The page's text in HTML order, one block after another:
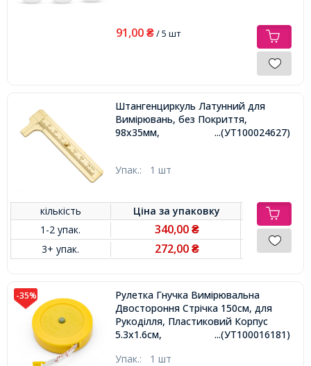
91,00 ₴/ 5 шт
Штангенциркуль Латунний для
Вимірювань, без Покриття,
98x35мм,
...(УТ100024627)
Упак.: 1 шт
кількість Ціна заупаковку
1-2 упак.
340,00 ₴
3+ упак. 272,00 ₴
-35%
Рулетка Гнучка Вимірювальна
Двостороння Стрічка 150см, для
Рукоділля, Пластиковий Корпус
5.3x1.6см,
...(УТ100016181)
Упак.: 1 шт